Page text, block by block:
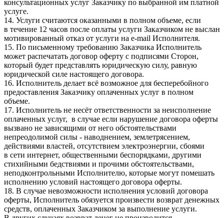
консультационных услуг Заказчику по выбранной им платной
услуге.
14. Услуги считаются оказанными в полном объеме, если
в течение 12 часов после оплаты услуги Заказчиком не выслан
мотивированный отказ от услуги на e-mail Исполнителя.
15. По письменному требованию Заказчика Исполнитель
может распечатать договор оферту с подписями Сторон,
который будет представлять юридическую силу, равную
юридической силе настоящего договора.
16. Исполнитель делает всё возможное для бесперебойного
предоставления Заказчику оплаченных услуг в полном
объеме.
17. Исполнитель не несёт ответственности за неисполнение
оплаченных услуг, в случае если нарушение договора оферты
вызвано не зависящими от него обстоятельствами
непреодолимой силы - наводнением, землетрясением,
действиями властей, отсутствием электроэнергии, сбоями
в сети интернет, общественными беспорядками, другими
стихийными бедствиями и прочими обстоятельствами,
неподконтрольными Исполнителю, которые могут помешать
исполнению условий настоящего договора оферты.
18. В случае невозможности исполнения условий договора
оферты, Исполнитель обязуется произвести возврат денежных
средств, оплаченных Заказчиком за выполнение услуги.